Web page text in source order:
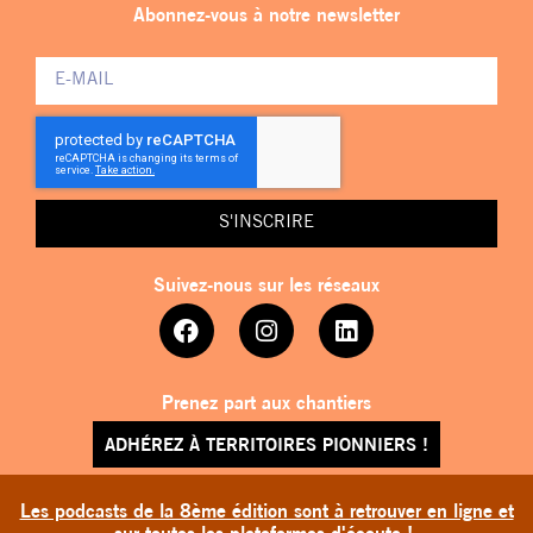
Les podcasts de la 8ème édition sont à retrouver en ligne et
Abonnez-vous à notre newsletter
S'INSCRIRE
Suivez-nous sur les réseaux
Prenez part aux chantiers
ADHÉREZ À TERRITOIRES PIONNIERS !